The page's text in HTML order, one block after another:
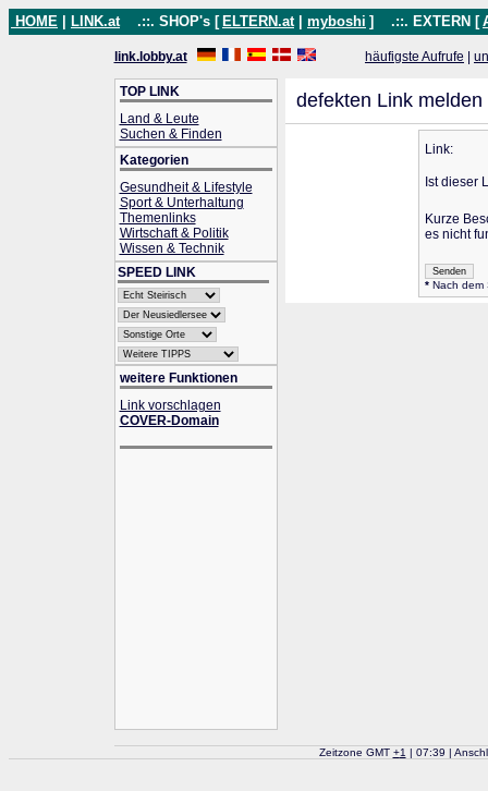
HOME LINK.at .::. SHOP's [ ELTERN.at myboshi ] .::. EXTERN [
link.lobby.at häufigste Aufrufe
TOP LINK
Land & Leute
Suchen & Finden
Kategorien
Gesundheit & Lifestyle
Sport & Unterhaltung
Themenlinks
Wirtschaft & Politik
Wissen & Technik
SPEED LINK
weitere Funktionen
Link vorschlagen
COVER-Domain
defekten Link melden
Link:
Ist dieser
Kurze
es nicht
*Nach dem
Zeitzone GMT +1 | 07:39 |